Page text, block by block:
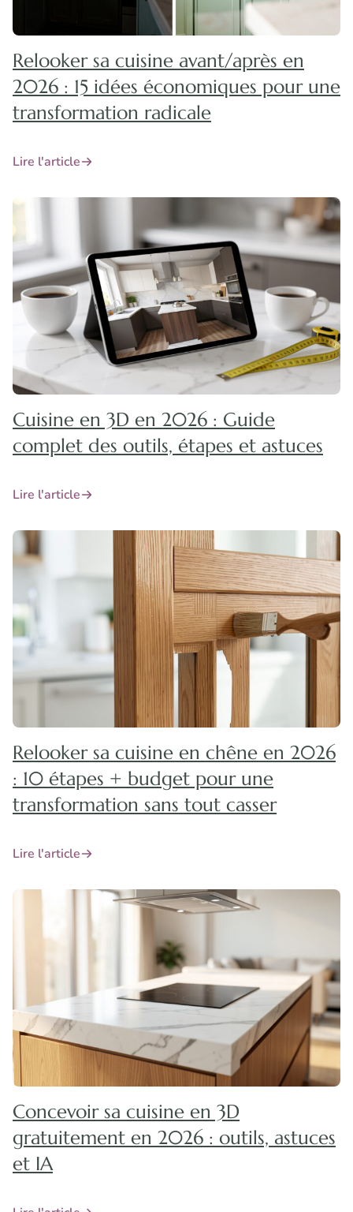
Relooker sa cuisine avant/après en
2026 : 15 idées économiques pour une
transformation radicale
Lire l'article
Cuisine en 3D en 2026 : Guide
complet des outils, étapes et astuces
Lire l'article
Relooker sa cuisine en chêne en 2026
: 10 étapes + budget pour une
transformation sans tout casser
Lire l'article
Concevoir sa cuisine en 3D
gratuitement en 2026 : outils, astuces
et IA